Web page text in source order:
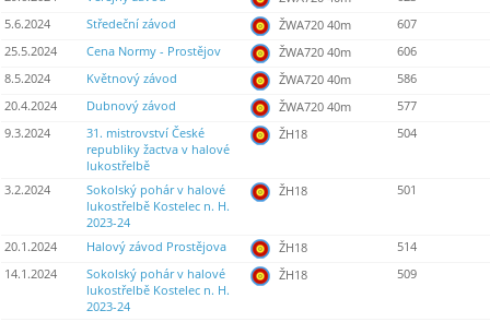
5.6.2024
Středeční závod ŽWA720 40m
607
25.5.2024
Cena Normy - Prostějov ŽWA720 40m
606
8.5.2024
Květnový závod ŽWA720 40m
586
20.4.2024
Dubnový závod ŽWA720 40m
577
9.3.2024
31. mistrovství České
republiky žactva v halové
lukostřelbě
ŽH18 504
3.2.2024
Sokolský pohár v halové
lukostřelbě Kostelec n. H.
2023-24
ŽH18 501
20.1.2024 Halový závod Prostějova ŽH18
514
14.1.2024
Sokolský pohár v halové
lukostřelbě Kostelec n. H.
2023-24
ŽH18 509